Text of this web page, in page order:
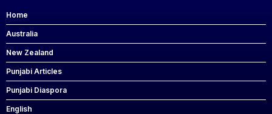
Home
Australia
New Zealand
Punjabi Articles
Punjabi Diaspora
English